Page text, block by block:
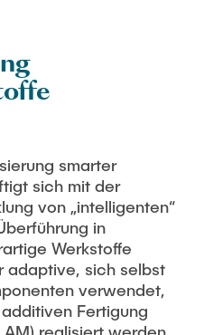
smarter
sich mit der
von „intelligenten“
in
Werkstoffe
adaptive, sich selbst
verwendet,
Fertigung